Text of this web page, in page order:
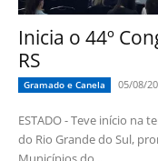
Inicia o 44º
RS
Gramado e Canela 05/08/
ESTADO - Teve início na
do Rio Grande do Sul,